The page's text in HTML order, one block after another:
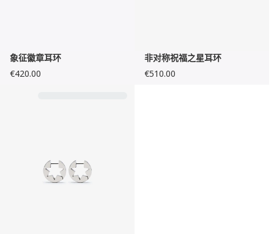
象征徽章耳环
€420.00
非对称祝福之星耳环
€510.00